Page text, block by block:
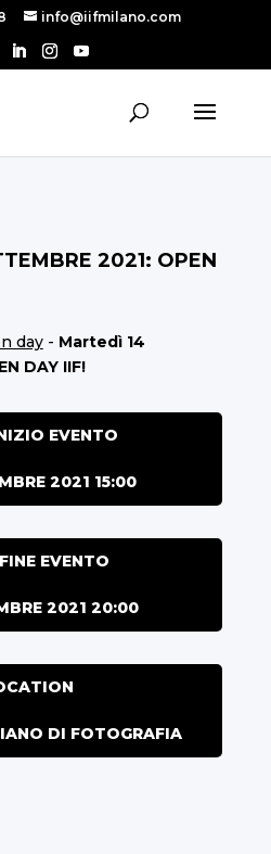
info@iifmilano.com
2021: OPEN
day- Martedì 14
DAY IIF!
EVENTO
2021 15:00
EVENTO
2021 20:00
DI FOTOGRAFIA